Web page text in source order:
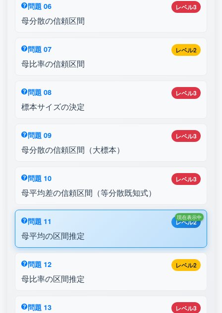
レベル3
問題 06
母分散の信頼区間
レベル2
問題 07
母比率の信頼区間
レベル3
問題 08
標本サイズの決定
レベル3
問題 09
母分散の信頼区間（大標本）
レベル3
問題 10
母平均差の信頼区間（等分散既知式）
レベル2
問題 11
母平均の区間推定
現在表示中
レベル2
問題 12
母比率の区間推定
レベル3
問題 13